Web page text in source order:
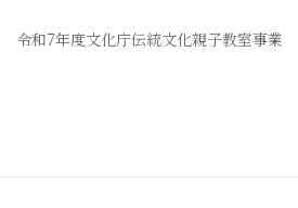
令和7年度文化庁伝統文化親子教室事業